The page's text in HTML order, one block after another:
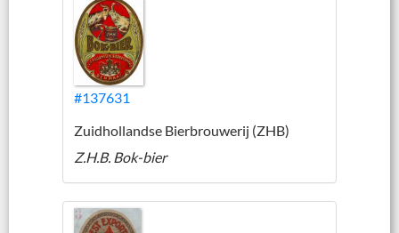
#137631
Zuidhollandse Bierbrouwerij (ZHB)
Z.H.B. Bok-bier